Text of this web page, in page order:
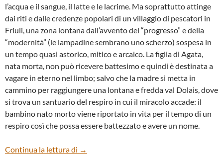
l’acqua e il sangue, il latte e le lacrime. Ma soprattutto attinge
dai riti e dalle credenze popolari di un villaggio di pescatori in
Friuli, una zona lontana dall’avvento del “progresso” e della
“modernità” (le lampadine sembrano uno scherzo) sospesa in
un tempo quasi astorico, mitico e arcaico. La figlia di Agata,
nata morta, non può ricevere battesimo e quindi è destinata a
vagare in eterno nel limbo; salvo che la madre si metta in
cammino per raggiungere una lontana e fredda val Dolais, dove
si trova un santuario del respiro in cui il miracolo accade: il
bambino nato morto viene riportato in vita per il tempo di un
respiro così che possa essere battezzato e avere un nome.
Continua la lettura di “PICCOLO CORPO” DI LAURA SAMANI
→